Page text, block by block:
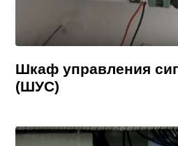
Шкаф управления
(ШУС)